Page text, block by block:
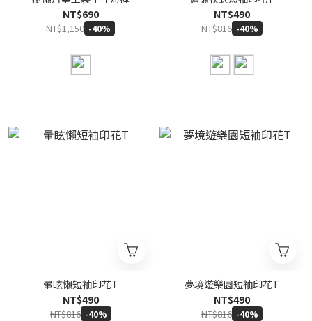
NT$690
NT$1,150 -40%
NT$490
NT$816 -40%
暈眩懶短袖印花T
NT$490
NT$816 -40%
夢境遊樂園短袖印花T
NT$490
NT$816 -40%